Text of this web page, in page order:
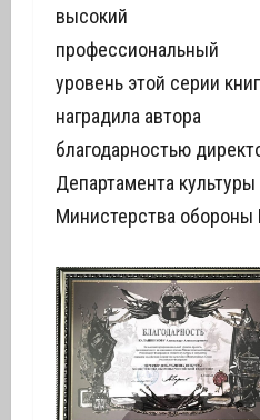
высокий
профессиональный
уровень этой серии
наградила автора
благодарностью
Департамента культуры
Министерства обороны